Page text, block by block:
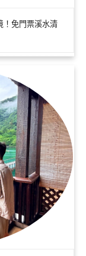
！免門票溪水清